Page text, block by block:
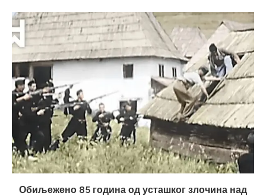
Обиљежено 85 година од усташког злочина над